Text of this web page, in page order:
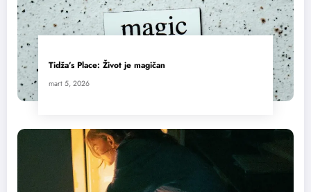
Tidža’s Place: Život je magičan
mart 5, 2026